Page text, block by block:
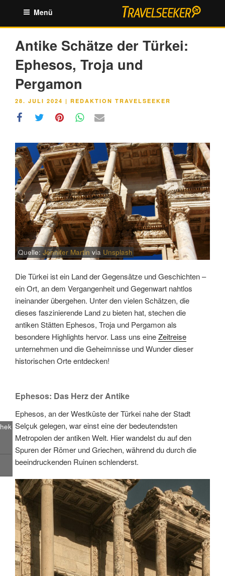
springen
Menü
Antike Schätze der Türkei:
Ephesos, Troja und
Pergamon
VERÖFFENTLICHT
28. JULI 2024 | REDAKTION TRAVELSEEKER
Quelle:Jennifer Martin via Unsplash
Die Türkei ist ein Land der Gegensätze und Geschichten –
ein Ort, an dem Vergangenheit und Gegenwart nahtlos
ineinander übergehen. Unter den vielen Schätzen, die
dieses faszinierende Land zu bieten hat, stechen die
antiken Stätten Ephesos, Troja und Pergamon als
besondere Highlights hervor. Lass uns eineZeitreise
unternehmen und die Geheimnisse und Wunder dieser
historischen Orte entdecken!
Ephesos: Das Herz der Antike
Ephesos, an der Westküste der Türkei nahe der Stadt
Selçuk gelegen, war einst eine der bedeutendsten
Metropolen der antiken Welt. Hier wandelst du auf den
Spuren der Römer und Griechen, während du durch die
beeindruckenden Ruinen schlenderst.